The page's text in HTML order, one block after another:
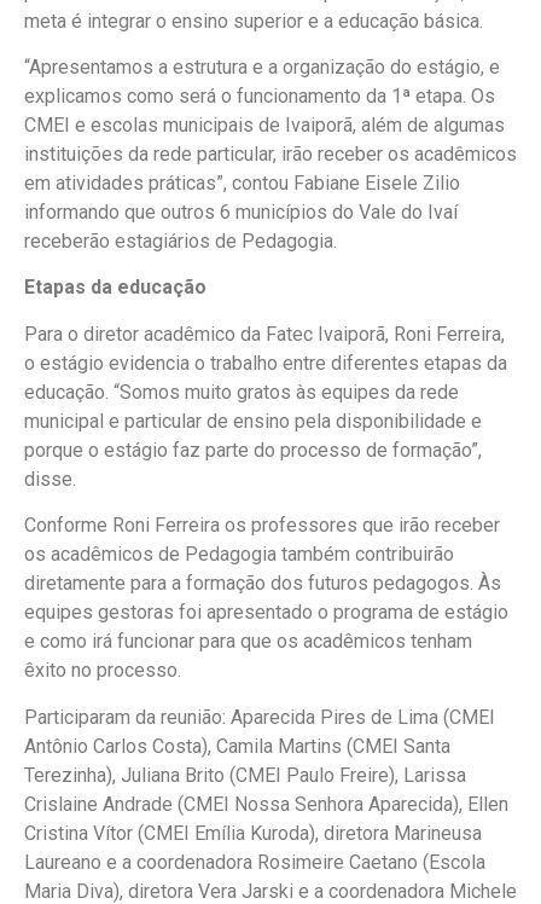
meta é integrar o ensino superior e a educação básica.
“Apresentamos a estrutura e a organização do estágio, e
explicamos como será o funcionamento da 1ª etapa. Os
CMEI e escolas municipais de Ivaiporã, além de algumas
instituições da rede particular, irão receber os acadêmicos
em atividades práticas”, contou Fabiane Eisele Zilio
informando que outros 6 municípios do Vale do Ivaí
receberão estagiários de Pedagogia.
Etapas da educação
Para o diretor acadêmico da Fatec Ivaiporã, Roni Ferreira,
o estágio evidencia o trabalho entre diferentes etapas da
educação. “Somos muito gratos às equipes da rede
municipal e particular de ensino pela disponibilidade e
porque o estágio faz parte do processo de formação”,
disse.
Conforme Roni Ferreira os professores que irão receber
os acadêmicos de Pedagogia também contribuirão
diretamente para a formação dos futuros pedagogos. Às
equipes gestoras foi apresentado o programa de estágio
e como irá funcionar para que os acadêmicos tenham
êxito no processo.
Participaram da reunião: Aparecida Pires de Lima (CMEI
Antônio Carlos Costa), Camila Martins (CMEI Santa
Terezinha), Juliana Brito (CMEI Paulo Freire), Larissa
Crislaine Andrade (CMEI Nossa Senhora Aparecida), Ellen
Cristina Vítor (CMEI Emília Kuroda), diretora Marineusa
Laureano e a coordenadora Rosimeire Caetano (Escola
Maria Diva), diretora Vera Jarski e a coordenadora Michele